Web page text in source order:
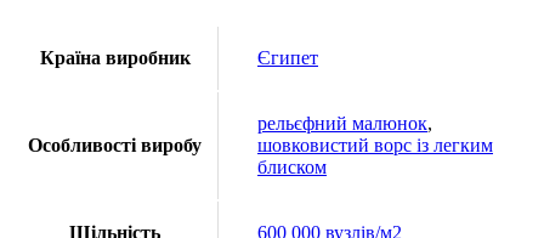
Країна виробник Єгипет
Особливості виробу
рельєфний малюнок,
шовковистий ворс із легким
блиском
Щільність 600 000 вузлів/м2